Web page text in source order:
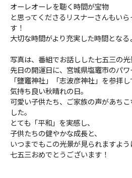
オーレオーレを聴く時間が宝物
と思ってくださるリスナーさんもい
す！
大切な時間がより充実した時間となる
写真は、番組でお話しした七五三の光
先日の開運日に、宮城県塩竈市のパワ
「鹽竈神社」「志波彦神社」を参拝し
気持ち良い秋晴れの日。
可愛い子供たち、ご家族の声があち
した。
とても「平和」を実感し、
子供たちの健やかな成長と、
いつまでもこの光景が見られますよう
七五三おめでとうございます！